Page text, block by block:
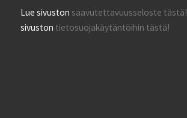
Lue sivustonsaavutettavuusseloste tästä!
sivuston tietosuojakäytäntöihin tästä!